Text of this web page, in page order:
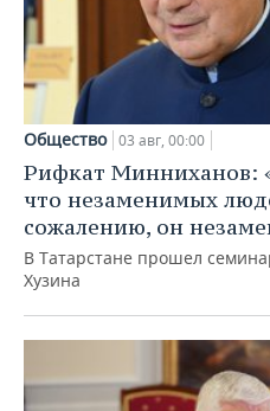
Общество 03 авг, 00:00
Рифкат Минниханов:
что незаменимых
сожалению, он
В Татарстане прошел
Хузина